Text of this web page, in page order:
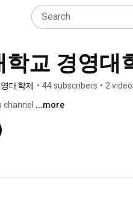
학교 경영대
대학제 • 44 subscribers • 2
channel ...more